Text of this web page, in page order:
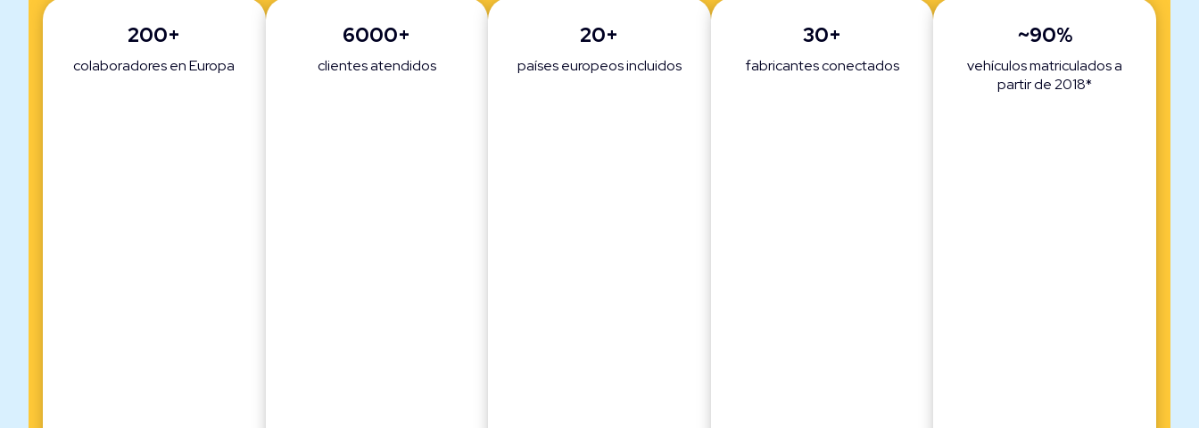
200+
colaboradores en Europa
6000+
clientes atendidos
20+
países europeos incluidos
30+
fabricantes conectados
~90%
vehículos matriculados a
partir de 2018*